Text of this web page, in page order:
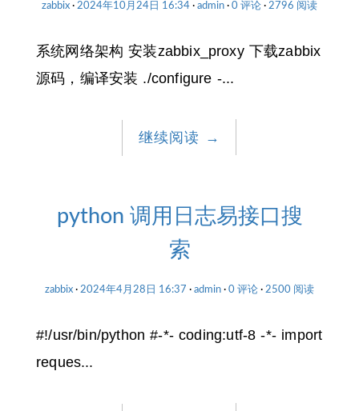
zabbix 2024年10月24日 16:34 admin 0 评论 2796 阅读
系统网络架构 安装zabbix_proxy 下载zabbix
源码，编译安装 ./configure -...
继续阅读 →
python 调用日志易接口搜
索
zabbix 2024年4月28日 16:37 admin 0 评论 2500 阅读
#!/usr/bin/python #-*- coding:utf-8 -*- import
reques...